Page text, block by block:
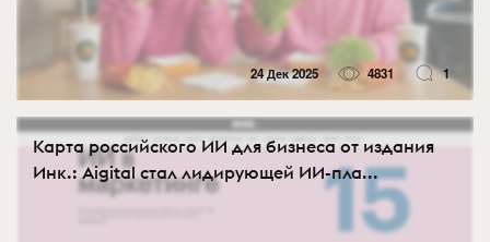
24 Дек 2025 4831 1
Карта российского ИИ для бизнеса от издания
Инк.: Aigital стал лидирующей ИИ-пла...